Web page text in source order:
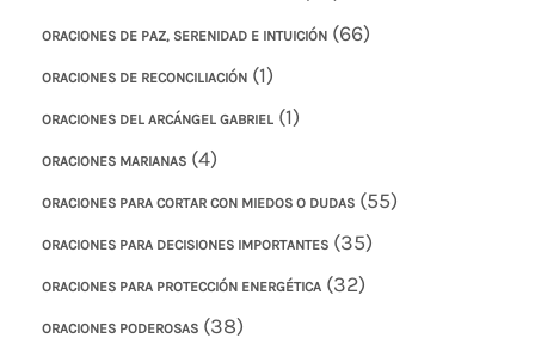
ORACIONES DE PAZ, SERENIDAD E INTUICIÓN (66)
ORACIONES DE RECONCILIACIÓN (1)
ORACIONES DEL ARCÁNGEL GABRIEL (1)
ORACIONES MARIANAS (4)
ORACIONES PARA CORTAR CON MIEDOS O DUDAS (55)
ORACIONES PARA DECISIONES IMPORTANTES (35)
ORACIONES PARA PROTECCIÓN ENERGÉTICA (32)
ORACIONES PODEROSAS (38)